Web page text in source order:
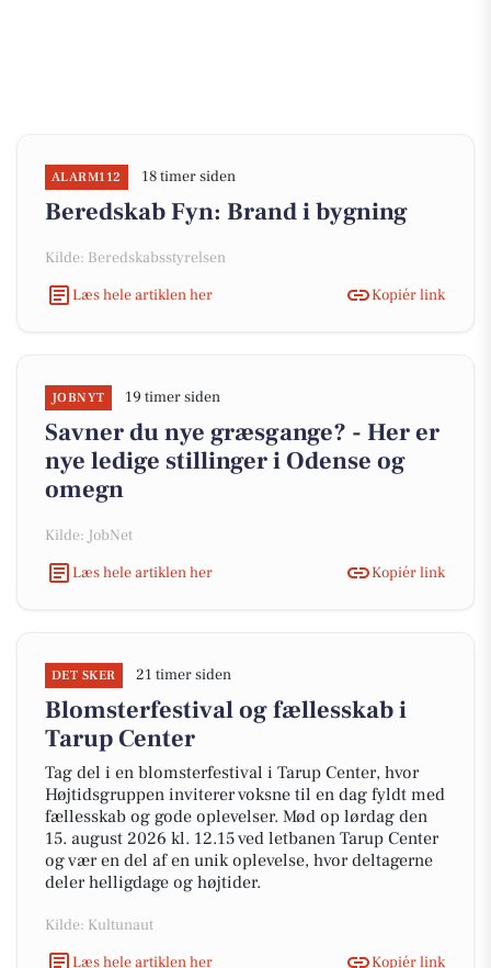
ALARM112 18 timer siden
Beredskab Fyn: Brand i bygning
Kilde: Beredskabsstyrelsen
Læs hele artiklen her
Kopiér link
JOBNYT 19 timer siden
Savner du nye græsgange? - Her er
nye ledige stillinger i Odense og
omegn
Kilde: JobNet
Læs hele artiklen her
Kopiér link
DET SKER 21 timer siden
Blomsterfestival og fællesskab i
Tarup Center
Tag del i en blomsterfestival i Tarup Center, hvor
Højtidsgruppen inviterer voksne til en dag fyldt med
fællesskab og gode oplevelser. Mød op lørdag den
15. august 2026 kl. 12.15 ved letbanen Tarup Center
og vær en del af en unik oplevelse, hvor deltagerne
deler helligdage og højtider.
Kilde: Kultunaut
Læs hele artiklen her
Kopiér link